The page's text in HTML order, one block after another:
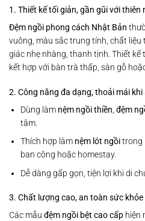
1. Thiết kế tối giản, gần gũi với thiên
Đệm ngồi phong cách Nhật Bản
vuông, màu sắc trung tính, chất
giác nhẹ nhàng, thanh tịnh. Thiết kế
kết hợp với bàn trà thấp, sàn gỗ
2. Công năng đa dạng, thoải mái khi
Dùng làm nệm ngồi thiền đệm
tâm.
Thích hợp làm nệm lót ngồitrong
ban công hoặc homestay.
Dễ dàng gấp gọn, tiện lợi khi di
3. Chất lượng cao, an toàn sức khỏe
Các mẫu đệm ngồi bệt cao cấp hiện